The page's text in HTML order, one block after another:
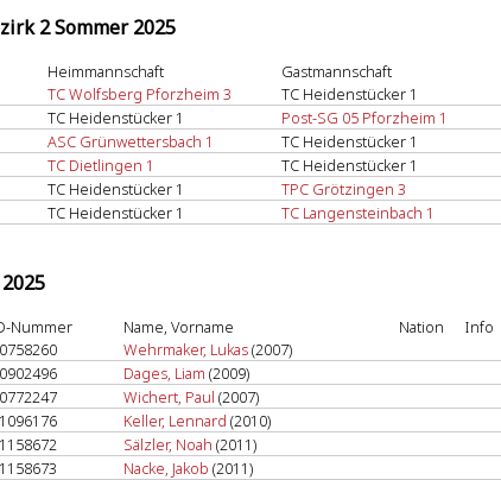
2 Sommer 2025
Heimmannschaft Gastmannschaft
TC Wolfsberg Pforzheim 3 TC Heidenstücker 1
TC Heidenstücker 1 Post-SG 05 Pforzheim 1
ASC Grünwettersbach 1 TC Heidenstücker 1
TC Dietlingen 1 TC Heidenstücker 1
TC Heidenstücker 1 TPC Grötzingen 3
TC Heidenstücker 1 TC Langensteinbach 1
Nummer Name, Vorname Nation Info
Wehrmaker, Lukas(2007)
Dages, Liam (2009)
Wichert, Paul (2007)
Keller, Lennard (2010)
Sälzler, Noah (2011)
Nacke, Jakob (2011)